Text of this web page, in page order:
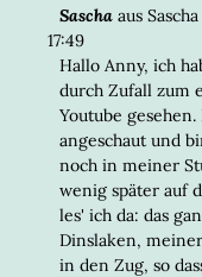
Sascha aus Sascha
17:49
Hallo Anny, ich
durch Zufall zum
Youtube
angeschaut und
noch in meiner
wenig später auf
les' ich da: das
Dinslaken,
in den Zug, so